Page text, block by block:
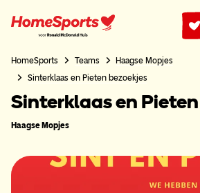
naar
hoofdnavigatie
HomeSports Teams
Haagse Mopjes
Sinterklaas en Pieten bezoekjes
Sinterklaas en
Haagse Mopjes